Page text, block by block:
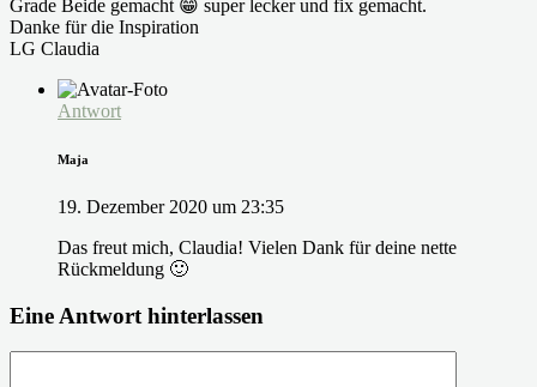
Grade Beide gemacht 😁 super lecker und fix gemacht.
Danke für die Inspiration
LG Claudia
Antwort
Maja
19. Dezember 2020 um 23:35
Das freut mich, Claudia! Vielen Dank für deine nette
Rückmeldung 🙂
Eine Antwort hinterlassen